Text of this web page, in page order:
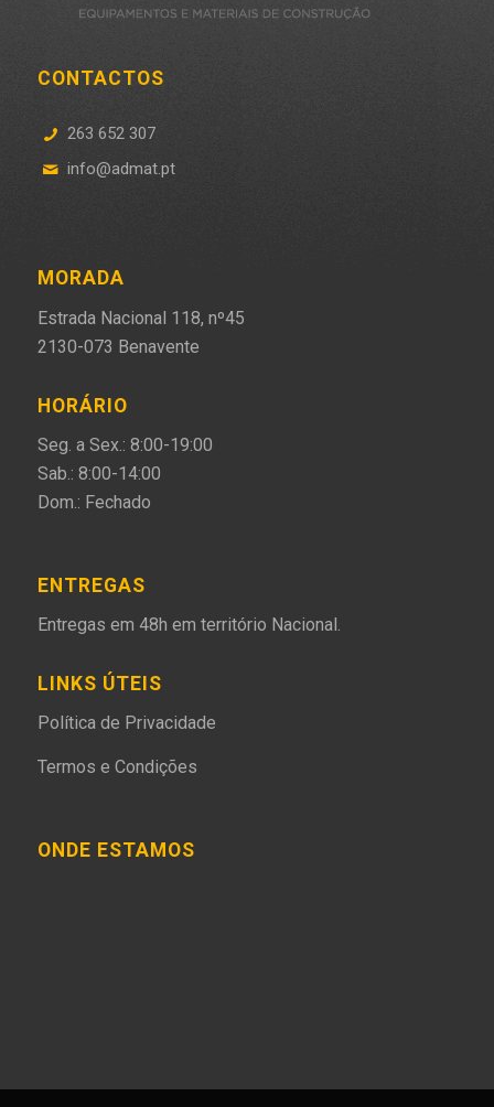
CONTACTOS
263 652 307
info@admat.pt
MORADA
Estrada Nacional 118, nº45
2130-073 Benavente
HORÁRIO
Seg. a Sex.: 8:00-19:00
Sab.: 8:00-14:00
Dom.: Fechado
ENTREGAS
Entregas em 48h em território Nacional.
LINKS ÚTEIS
Política de Privacidade
Termos e Condições
ONDE ESTAMOS